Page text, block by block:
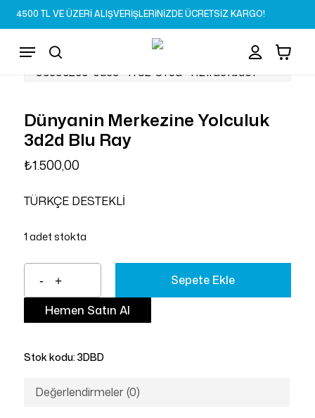
Skip
to
content
4500 TL VE ÜZERİ ALIŞVERİŞLERİNİZDE ÜCRETSİZ KARGO!
search
Menu Sepet Close
Cart
Dünyanin Merkezine Yolculuk
3d2d Blu Ray
₺1.500,00
TÜRKÇE DESTEKLİ
1 adet stokta
Sepete Ekle
Hemen Satın Al
Stok kodu: 3DBD
Değerlendirmeler (0)